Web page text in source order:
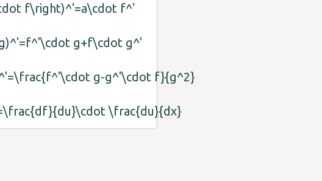
f\right)^'=a\cdot f^'
g+f\cdot g^'
g-g^'\cdot f}{g^2}
\frac{du}{dx}